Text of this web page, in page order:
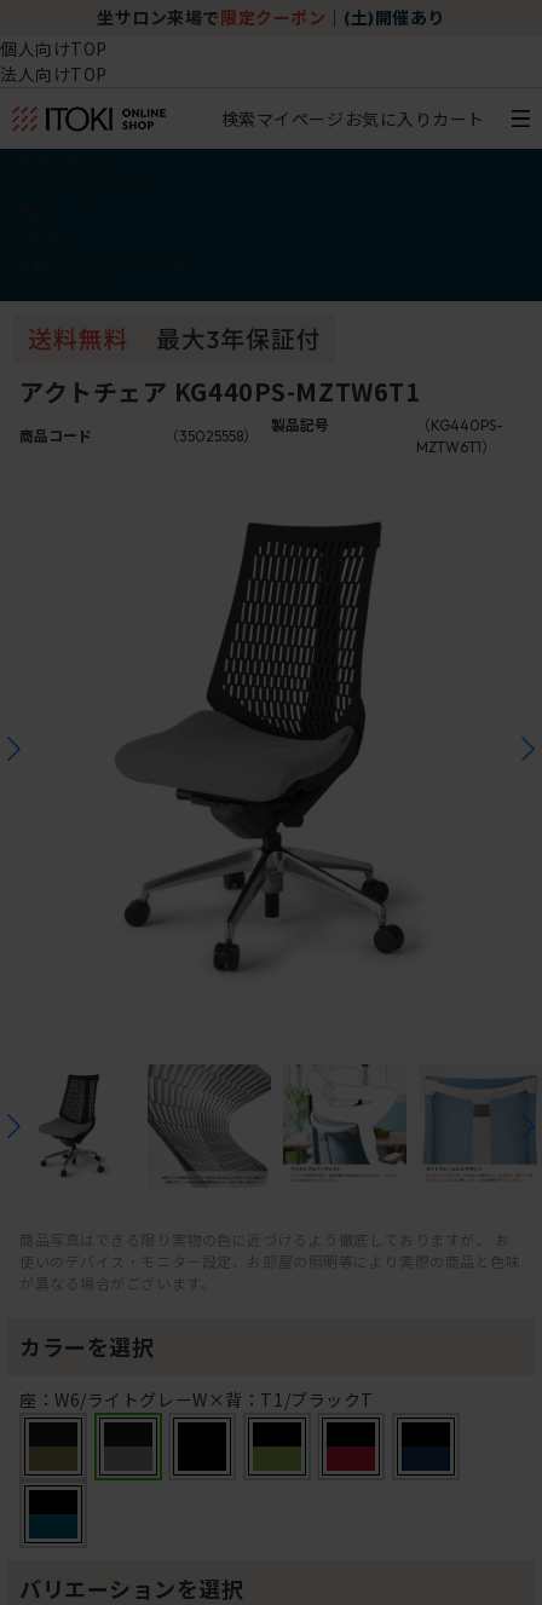
坐サロン来場で 限定クーポン (土)開催あり
個人向けTOP
法人向けTOP
検索マイページ お気に入り カート
アクトチェア KG440PS-MZTW6T1
商品コード （35025558）
製品記号
（KG440PS-
MZTW6T1）
商品写真はできる限り実物の色に近づけるよう徹底しておりますが、 お
使いのデバイス・モニター設定、お部屋の照明等により実際の商品と色味
が異なる場合がございます。
カラーを選択
座：W6/ライトグレーW×背：T1/ブラックT
バリエーションを選択